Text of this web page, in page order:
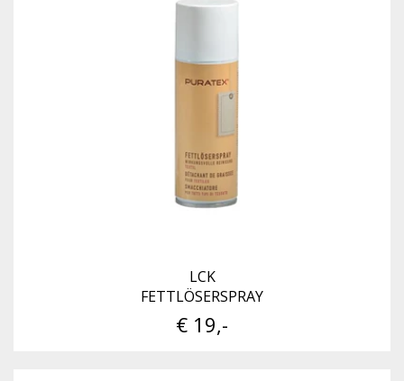
LCK
FETTLÖSERSPRAY
€ 19,-